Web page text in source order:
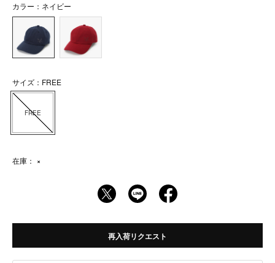
カラー：ネイビー
サイズ：FREE
FREE
在庫： ×
再入荷リクエスト